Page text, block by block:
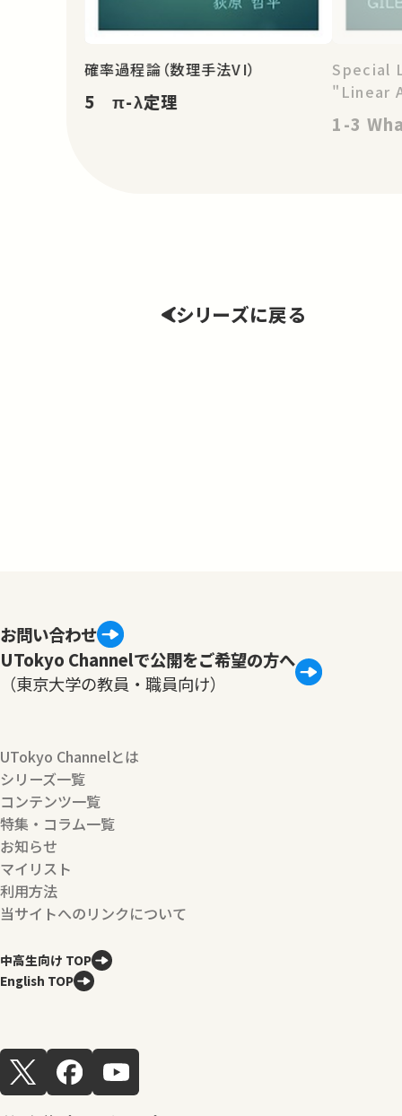
確率過程論（数理手法VI）
5 π-λ定理
Special
"Linear
1-3
シリーズに戻る
お問い合わせ
UTokyo Channelで公開をご希望の方へ
（東京大学の教員・職員向け）
UTokyo Channelとは
シリーズ一覧
コンテンツ一覧
特集・コラム一覧
お知らせ
マイリスト
利用方法
当サイトへのリンクについて
中高生向け TOP
English TOP